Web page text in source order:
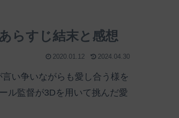
らすじ結末と感想
2020.01.12 2024.04.30
い争いながらも愛し合う様を
ル監督が3Dを用いて挑んだ愛